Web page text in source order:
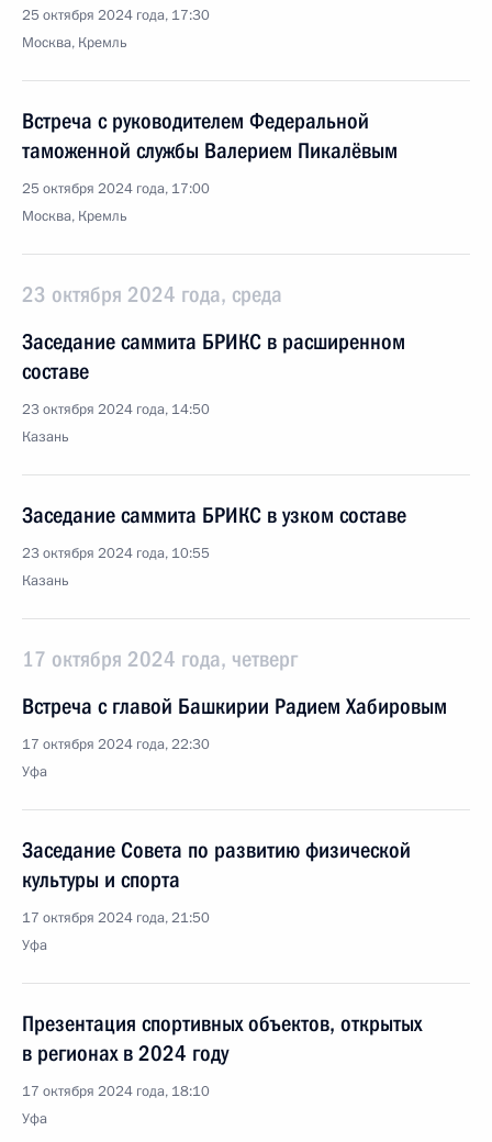
25 октября 2024 года, 17:30
Москва, Кремль
Встреча с руководителем Федеральной
таможенной службы Валерием Пикалёвым
25 октября 2024 года, 17:00
Москва, Кремль
23 октября 2024 года, среда
Заседание саммита БРИКС в расширенном
составе
23 октября 2024 года, 14:50
Казань
Заседание саммита БРИКС в узком составе
23 октября 2024 года, 10:55
Казань
17 октября 2024 года, четверг
Встреча с главой Башкирии Радием Хабировым
17 октября 2024 года, 22:30
Уфа
Заседание Совета по развитию физической
культуры и спорта
17 октября 2024 года, 21:50
Уфа
Презентация спортивных объектов, открытых
в регионах в 2024 году
17 октября 2024 года, 18:10
Уфа